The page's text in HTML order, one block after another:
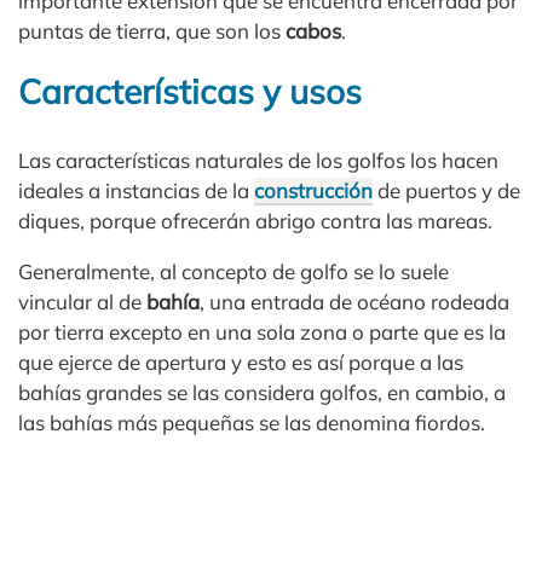
puntas de tierra, que son loscabos.
Características y usos
Las características naturales de los golfos los hacen
ideales a instancias de la construcciónde puertos y de
diques, porque ofrecerán abrigo contra las mareas.
Generalmente, al concepto de golfo se lo suele
vincular al de bahía, una entrada de océano rodeada
por tierra excepto en una sola zona o parte que es la
que ejerce de apertura y esto es así porque a las
bahías grandes se las considera golfos, en cambio, a
las bahías más pequeñas se las denomina fiordos.